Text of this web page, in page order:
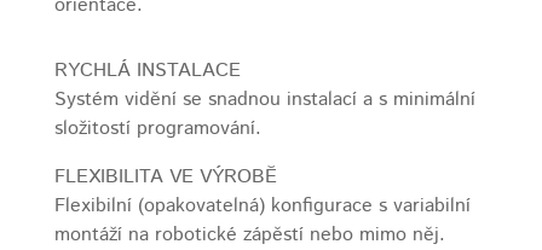
RYCHLÁ INSTALACE
Systém vidění se snadnou instalací a s minimální
složitostí programování.
FLEXIBILITA VE VÝROBĚ
Flexibilní (opakovatelná) konfigurace s variabilní
montáží na robotické zápěstí nebo mimo něj.